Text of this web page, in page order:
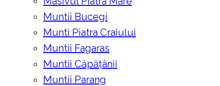
Muntii Bucegi
Munti Piatra Craiului
Muntii Fagaras
Muntii Căpățânii
Muntii Parang